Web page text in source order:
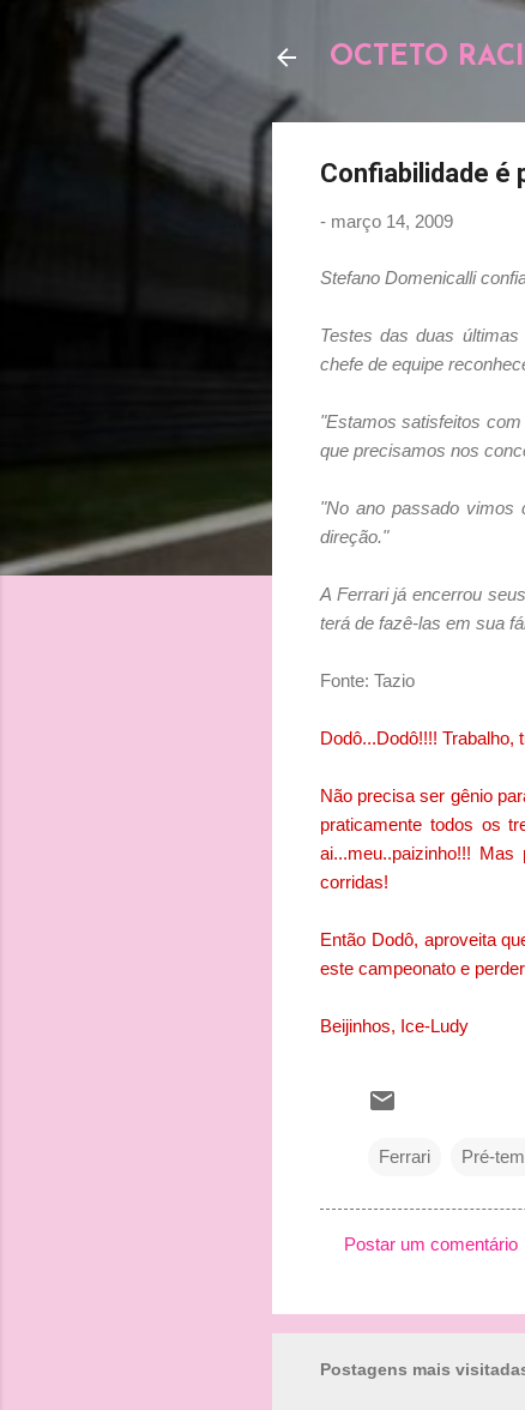
OCTETO
Confiabilidade é
- março 14, 2009
Stefano Domenicalli
Testes das duas
chefe de equipe
"Estamos satisfeitos
que precisamos nos
"No ano passado vimos
direção."
A Ferrari já encerrou
terá de fazê-las em sua
Fonte: Tazio
Dodô...Dodô!!!! Trabalho,
Não precisa ser gênio
praticamente todos os
ai...meu..paizinho!!!
corridas!
Então Dodô, aproveita
este campeonato e
Beijinhos, Ice-Ludy
Ferrari Pré-
m
e
Postar um comentário
Postagens mais